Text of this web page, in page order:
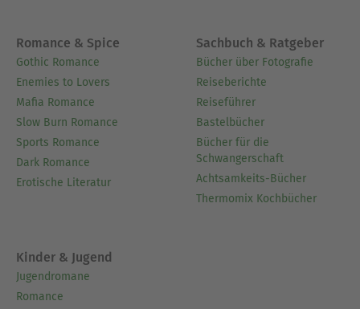
Romance & Spice
Gothic Romance
Enemies to Lovers
Mafia Romance
Slow Burn Romance
Sports Romance
Dark Romance
Erotische Literatur
Sachbuch & Ratgeber
Bücher über Fotografie
Reiseberichte
Reiseführer
Bastelbücher
Bücher für die
Schwangerschaft
Achtsamkeits-Bücher
Thermomix Kochbücher
Kinder & Jugend
Jugendromane
Romance